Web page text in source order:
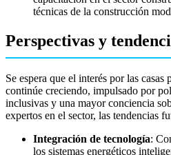
técnicas de la construcción
Perspectivas y
Se espera que el interés por las casas
continúe creciendo, impulsado por
inclusivas y una mayor conciencia
expertos en el sector, las tendencias
Integración de tecnología:
los sistemas energéticos